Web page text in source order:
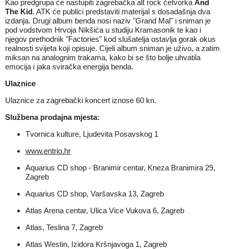
Kao predgrupa će nastupiti zagrebačka alt rock četvorka And
The Kid. ATK će publici predstaviti materijal s dosadašnja dva
izdanja. Drugi album benda nosi naziv "Grand Mal" i sniman je
pod vodstvom Hrvoja Nikšića u studiju Kramasonik te kao i
njegov prethodnik "Factories" kod slušatelja ostavlja gorak okus
realnosti svijeta koji opisuje. Cijeli album sniman je uživo, a zatim
miksan na analognim trakama, kako bi se što bolje uhvatila
emocija i jaka sviračka energija benda.
Ulaznice
Ulaznice za zagrebački koncert iznose 60 kn.
Službena prodajna mjesta:
Tvornica kulture, Ljudevita Posavskog 1
www.entrio.hr
Aquarius CD shop - Branimir centar, Kneza Branimira 29,
Zagreb
Aquarius CD shop, Varšavska 13, Zagreb
Atlas Arena centar, Ulica Vice Vukova 6, Zagreb
Atlas, Teslina 7, Zagreb
Atlas Westin, Izidora Kršnjavoga 1, Zagreb